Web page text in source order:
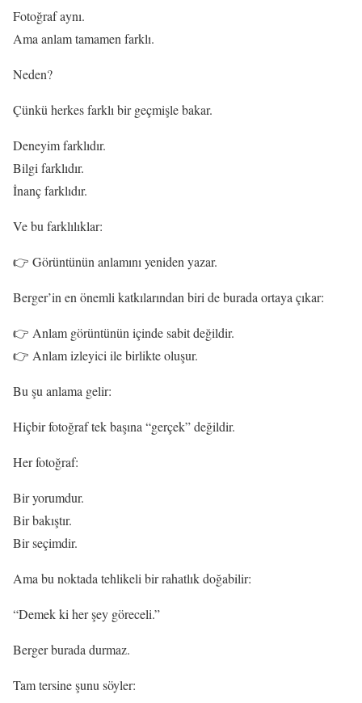
Fotoğraf aynı.
Ama anlam tamamen farklı.
Neden?
Çünkü herkes farklı bir geçmişle bakar.
Deneyim farklıdır.
Bilgi farklıdır.
İnanç farklıdır.
Ve bu farklılıklar:
👉 Görüntünün anlamını yeniden yazar.
Berger’in en önemli katkılarından biri de burada ortaya çıkar:
👉 Anlam görüntünün içinde sabit değildir.
👉 Anlam izleyici ile birlikte oluşur.
Bu şu anlama gelir:
Hiçbir fotoğraf tek başına “gerçek” değildir.
Her fotoğraf:
Bir yorumdur.
Bir bakıştır.
Bir seçimdir.
Ama bu noktada tehlikeli bir rahatlık doğabilir:
“Demek ki her şey göreceli.”
Berger burada durmaz.
Tam tersine şunu söyler: